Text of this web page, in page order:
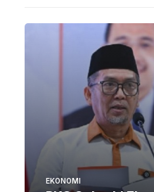
EKONOMI